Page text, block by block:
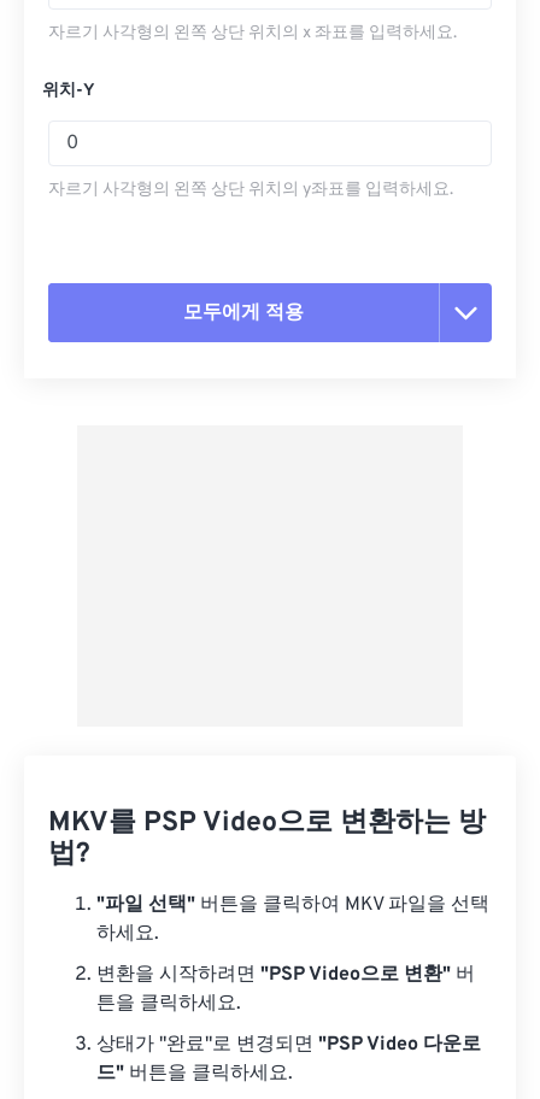
자르기 사각형의 왼쪽 상단 위치의 x 좌표를 입력하세요.
위치-Y
자르기 사각형의 왼쪽 상단 위치의 y좌표를 입력하세요.
모두에게 적용
MKV를 PSP Video으로 변환하는 방
법?
"파일 선택" 버튼을 클릭하여 MKV 파일을 선택
하세요.
변환을 시작하려면 "PSP Video으로 변환" 버
튼을 클릭하세요.
상태가 "완료"로 변경되면 "PSP Video 다운로
드" 버튼을 클릭하세요.